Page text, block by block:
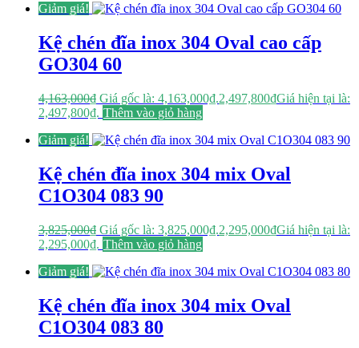
Giảm giá!
Kệ chén đĩa inox 304 Oval cao cấp
GO304 60
4,163,000₫ Giá gốc là: 4,163,000₫.2,497,800₫Giá hiện tại là:
2,497,800₫. Thêm vào giỏ hàng
Giảm giá!
Kệ chén đĩa inox 304 mix Oval
C1O304 083 90
3,825,000₫ Giá gốc là: 3,825,000₫.2,295,000₫Giá hiện tại là:
2,295,000₫. Thêm vào giỏ hàng
Giảm giá!
Kệ chén đĩa inox 304 mix Oval
C1O304 083 80